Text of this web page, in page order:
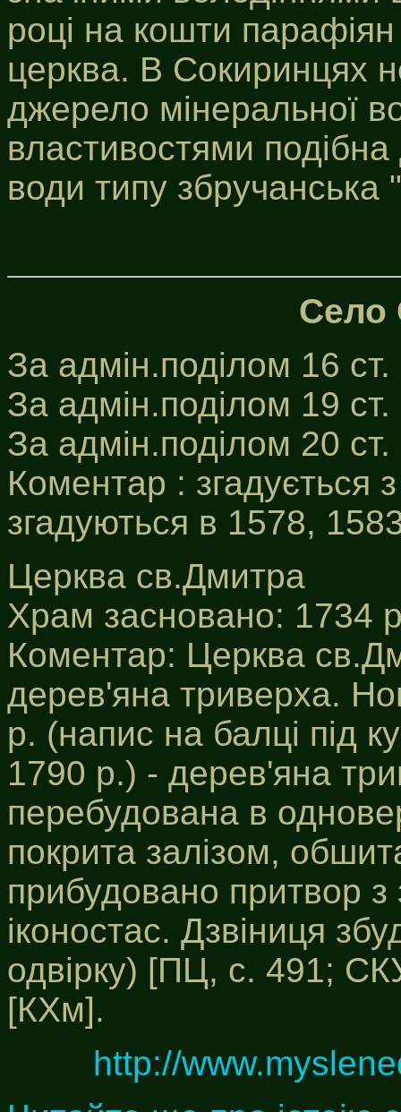
році на кошти
церква. В Сокиринцях
джерело мінеральної
властивостями подібна
води типу
Село
За адмін.поділом 16
За адмін.поділом 19
За адмін.поділом 20
Коментар :
згадуються в 1578,
Церква св.Дмитра
Храм засновано: 1734
Коментар: Церква
дерев'яна триверха.
р. (напис на балці під
1790 р.) - дерев'яна
перебудована в
покрита залізом,
прибудовано притвор
іконостас. Дзвіниця
одвірку) [ПЦ, с. 491;
[КХм].
http://